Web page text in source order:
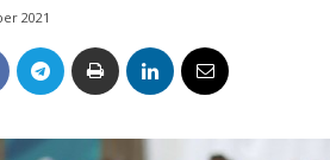
2021